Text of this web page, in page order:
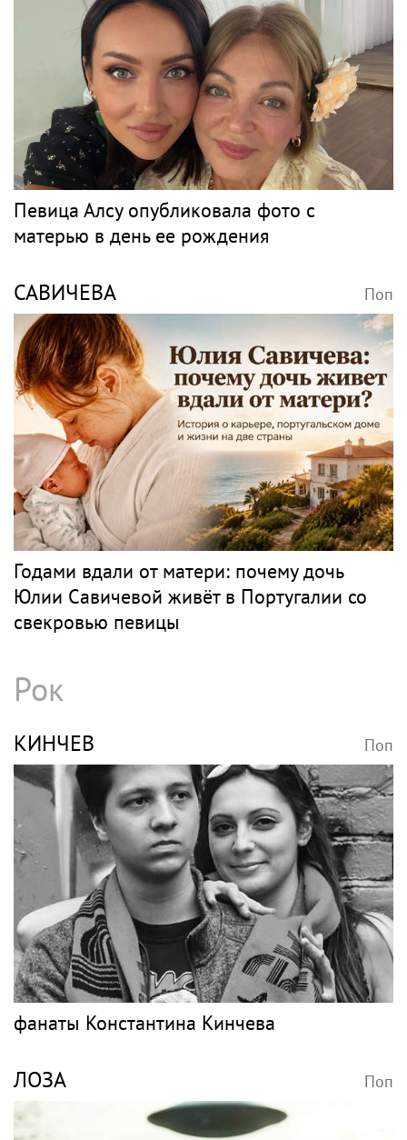
Певица Алсу опубликовала фото с
матерью в день ее рождения
САВИЧЕВА Поп
Годами вдали от матери: почему дочь
Юлии Савичевой живёт в Португалии со
свекровью певицы
Рок
КИНЧЕВ Поп
фанаты Константина Кинчева
ЛОЗА Поп